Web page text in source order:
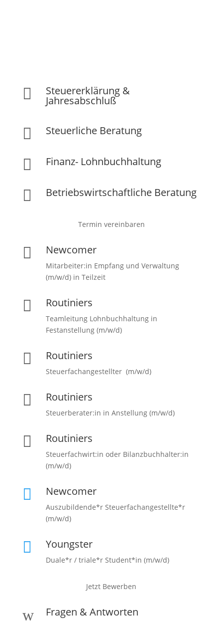
 Steuererklärung &
Jahresabschluß
 Steuerliche Beratung
 Finanz- Lohnbuchhaltung
 Betriebswirtschaftliche Beratung
Termin vereinbaren
 Newcomer
Mitarbeiter:in Empfang und Verwaltung
(m/w/d) in Teilzeit
 Routiniers
Teamleitung Lohnbuchhaltung in
Festanstellung (m/w/d)
 Routiniers
Steuerfachangestellter (m/w/d)
 Routiniers
Steuerberater:in in Anstellung (m/w/d)
 Routiniers
Steuerfachwirt:in oder Bilanzbuchhalter:in
(m/w/d)
 Newcomer
Auszubildende*r Steuerfachangestellte*r
(m/w/d)
 Youngster
Duale*r / triale*r Student*in (m/w/d)
Jetzt Bewerben
w Fragen & Antworten